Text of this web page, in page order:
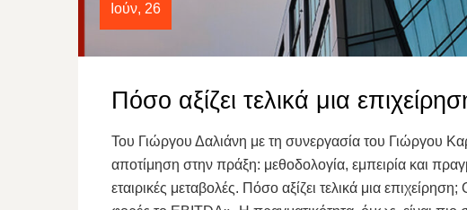
Ιούν, 26
Πόσο αξίζει τελικά μια
Του Γιώργου Δαλιάνη με τη συνεργασία του Γιώργου
αποτίμηση στην πράξη: μεθοδολογία, εμπειρία και
εταιρικές μεταβολές. Πόσο αξίζει τελικά μια